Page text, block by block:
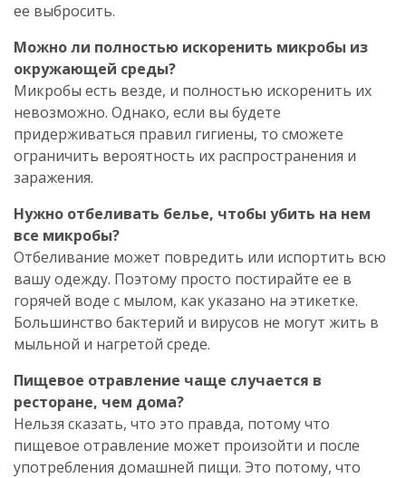
ее выбросить.
Можно ли полностью искоренить микробы из
окружающей среды?
Микробы есть везде, и полностью искоренить их
невозможно. Однако, если вы будете
придерживаться правил гигиены, то сможете
ограничить вероятность их распространения и
заражения.
Нужно отбеливать белье, чтобы убить на нем
все микробы?
Отбеливание может повредить или испортить всю
вашу одежду. Поэтому просто постирайте ее в
горячей воде с мылом, как указано на этикетке.
Большинство бактерий и вирусов не могут жить в
мыльной и нагретой среде.
Пищевое отравление чаще случается в
ресторане, чем дома?
Нельзя сказать, что это правда, потому что
пищевое отравление может произойти и после
употребления домашней пищи. Это потому, что